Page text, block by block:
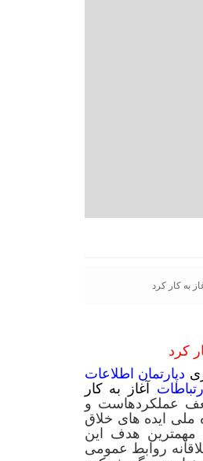
به کار کرد
کرد
دپارتمان اطلاعات
آغاز به کار
عملکردهاست و
ملی ایده های خلاق
مهمترین هدف این
روابط عمومی